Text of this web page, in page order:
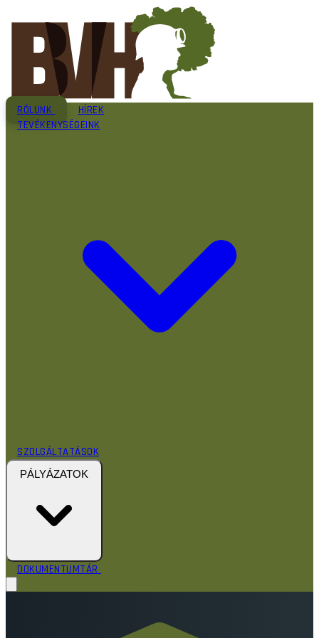
RÓLUNK
HÍREK
TEVÉKENYSÉGEINK
SZOLGÁLTATÁSOK
PÁLYÁZATOK
DOKUMENTUMTÁR